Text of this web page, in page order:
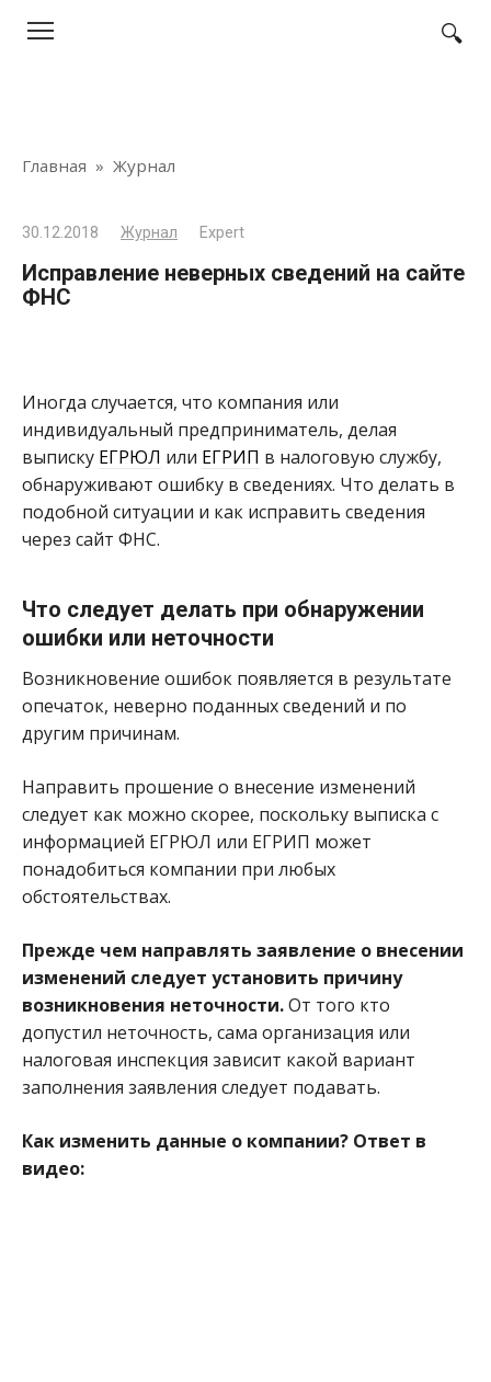
Главная » Журнал
30.12.2018 Журнал Expert
Исправление неверных сведений на сайте
ФНС
Иногда случается, что компания или
индивидуальный предприниматель, делая
выписку ЕГРЮЛ или ЕГРИП в налоговую службу,
обнаруживают ошибку в сведениях. Что делать в
подобной ситуации и как исправить сведения
через сайт ФНС.
Что следует делать при обнаружении
ошибки или неточности
Возникновение ошибок появляется в результате
опечаток, неверно поданных сведений и по
другим причинам.
Направить прошение о внесение изменений
следует как можно скорее, поскольку выписка с
информацией ЕГРЮЛ или ЕГРИП может
понадобиться компании при любых
обстоятельствах.
Прежде чем направлять заявление о внесении
изменений следует установить причину
возникновения неточности.От того кто
допустил неточность, сама организация или
налоговая инспекция зависит какой вариант
заполнения заявления следует подавать.
Как изменить данные о компании? Ответ в
видео: